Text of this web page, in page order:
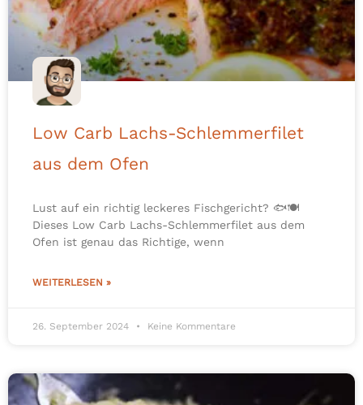
Low Carb Lachs-Schlemmerfilet
aus dem Ofen
Lust auf ein richtig leckeres Fischgericht? 🐟🍽️
Dieses Low Carb Lachs-Schlemmerfilet aus dem
Ofen ist genau das Richtige, wenn
WEITERLESEN »
26. September 2024 Keine Kommentare